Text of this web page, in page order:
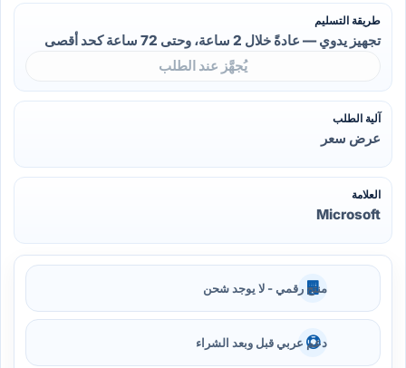
طريقة التسليم
تجهيز يدوي — عادةً خلال 2 ساعة، وحتى 72 ساعة كحد أقصى
يُجهَّز عند الطلب
آلية الطلب
عرض سعر
العلامة
Microsoft
منتج رقمي - لا يوجد شحن
دعم عربي قبل وبعد الشراء